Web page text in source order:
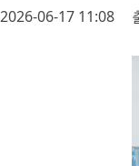
2026-06-17 11:08